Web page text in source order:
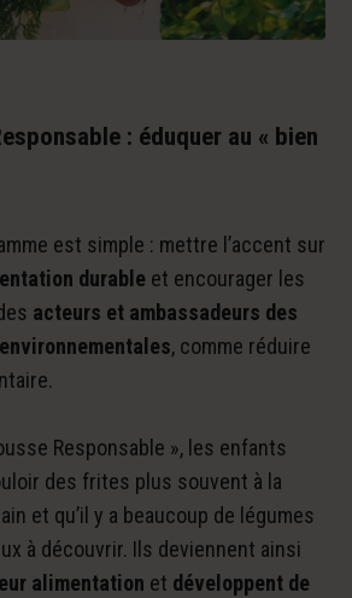
: éduquer au « bien
est simple : mettre l’accent sur
durable et encourager les
acteurs et ambassadeurs des
, comme réduire
Responsable », les enfants
des frites plus souvent à la
et qu’il y a beaucoup de légumes
à découvrir. Ils deviennent ainsi
alimentation et développent de